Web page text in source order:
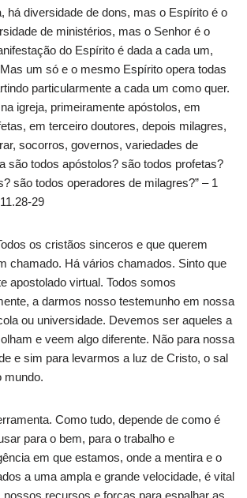
há diversidade de dons, mas o Espírito é o
de ministérios, mas o Senhor é o
do Espírito é dada a cada um,
um só e o mesmo Espírito opera todas
particularmente a cada um como quer.
igreja, primeiramente apóstolos, em
em terceiro doutores, depois milagres,
socorros, governos, variedades de
são todos apóstolos? são todos profetas?
são todos operadores de milagres?” – 1
29
os cristãos sinceros e que querem
chamado. Há vários chamados. Sinto que
apostolado virtual. Todos somos
a darmos nosso testemunho em nossa
ou universidade. Devemos ser aqueles a
e veem algo diferente. Não para nossa
e sim para levarmos a luz de Cristo, o sal
mundo.
Como tudo, depende de como é
para o bem, para o trabalho e
em que estamos, onde a mentira e o
a uma ampla e grande velocidade, é vital